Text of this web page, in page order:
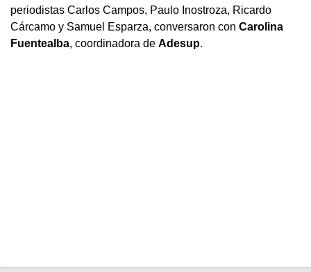
periodistas Carlos Campos, Paulo Inostroza, Ricardo
Cárcamo y Samuel Esparza, conversaron con Carolina
Fuentealba, coordinadora de Adesup.